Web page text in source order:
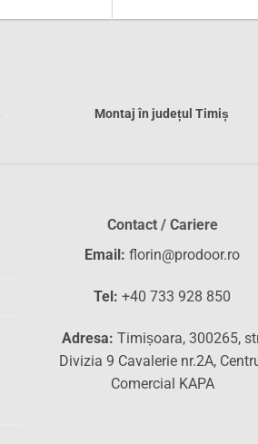
Montaj în județul Timiș
Contact / Cariere
Email: florin@prodoor.ro
Tel: +40 733 928 850
Adresa: Timișoara, 300265,
Divizia 9 Cavalerie nr.2A,
Comercial KAPA